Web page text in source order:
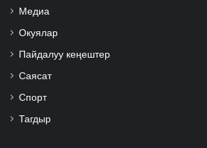
Медиа
Окуялар
Пайдалуу кеңештер
Саясат
Спорт
Тагдыр